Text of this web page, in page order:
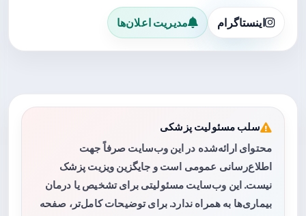
اینستاگرام مدیریت اعلان‌ها
سلب مسئولیت پزشکی
محتوای ارائه‌شده در این وب‌سایت صرفاً جهت
اطلاع‌رسانی عمومی است و جایگزین ویزیت پزشک
نیست. این وب‌سایت مسئولیتی برای تشخیص یا درمان
بیماری‌ها به همراه ندارد. برای توضیحات کامل‌تر، صفحه